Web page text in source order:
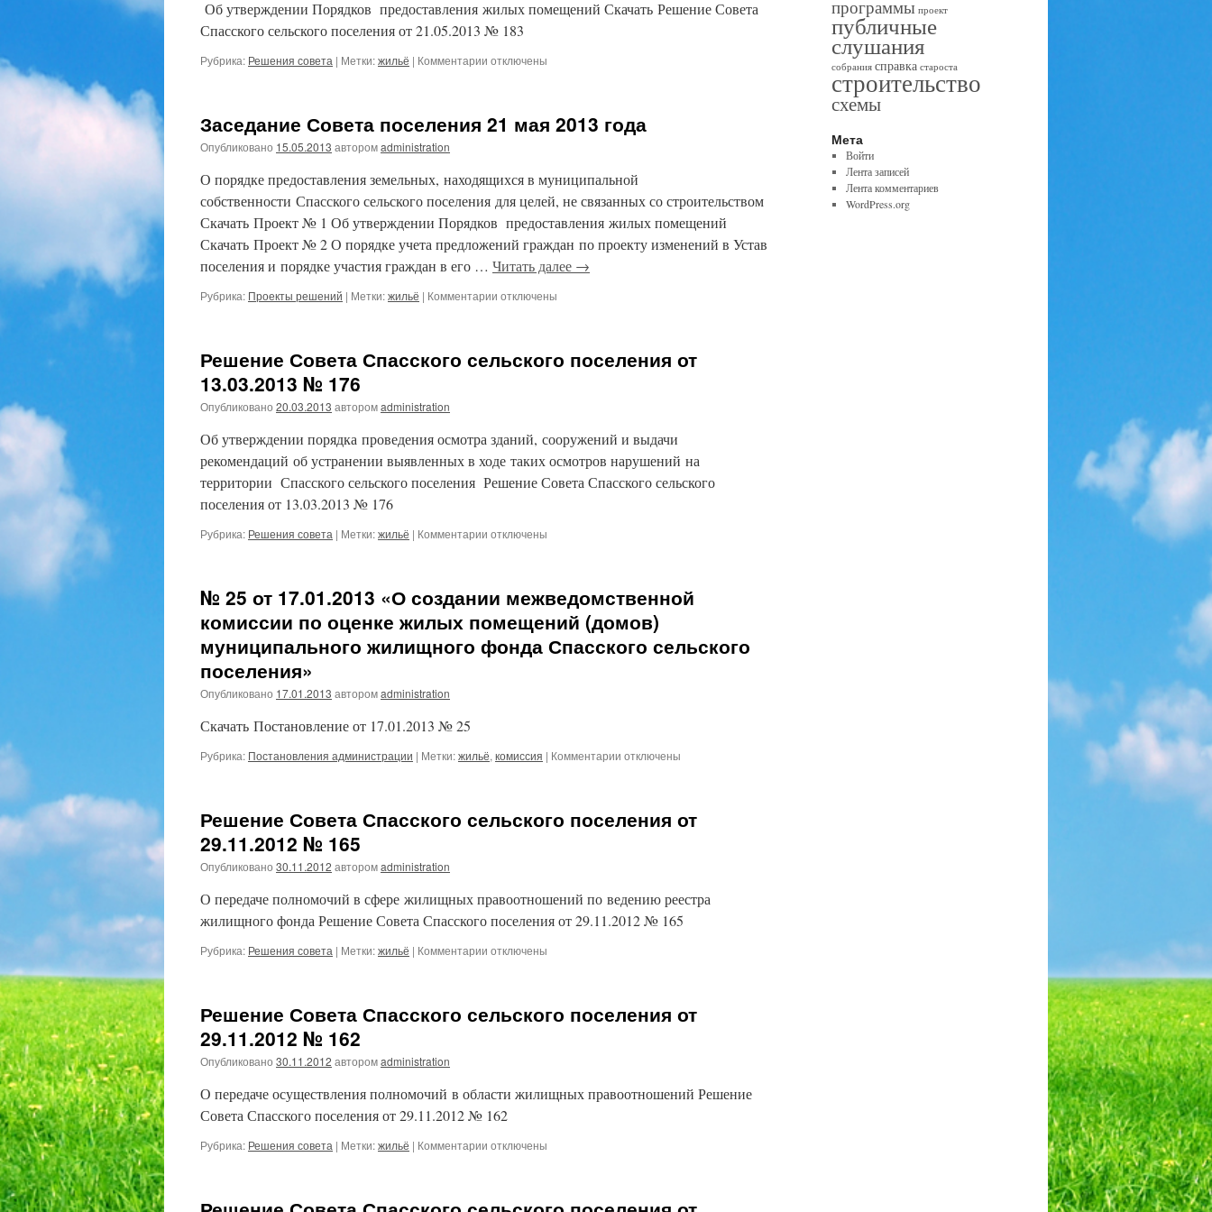
специализированном
(служебном)
жилищном
фонде
«О
передаче
полномочий
правоотношений».
Об утверждении Порядков предоставления жилых помещений Скачать Решение Совета
Спасского сельского поселения от 21.05.2013 № 183
Рубрика: Решения совета | Метки:жильё | Комментарии к
Спасского
21.05.2013
№
183
отключены
Заседание Совета поселения 21 мая 2013 года
Опубликовано 15.05.2013 авторомadministration
О порядке предоставления земельных, находящихся в муниципальной
собственности Спасского сельского поселения для целей, не связанных со строительством
Скачать Проект № 1 Об утверждении Порядков предоставления жилых помещений
Скачать Проект № 2 О порядке учета предложений граждан по проекту изменений в Устав
поселения и порядке участия граждан в его … Читать далее →
Рубрика: Проекты решений | Метки:жильё | Комментарии к
поселения
отключены
Решение Совета Спасского сельского поселения от
13.03.2013 № 176
Опубликовано 20.03.2013 авторомadministration
Об утверждении порядка проведения осмотра зданий, сооружений и выдачи
рекомендаций об устранении выявленных в ходе таких осмотров нарушений на
территории Спасского сельского поселения Решение Совета Спасского сельского
поселения от 13.03.2013 № 176
Рубрика: Решения совета | Метки:жильё | Комментарии к
Спасского
поселения
от
13.03.2013
отключены
№ 25 от 17.01.2013 «О создании межведомственной
комиссии по оценке жилых помещений (домов)
муниципального жилищного фонда Спасского сельского
поселения»
Опубликовано 17.01.2013 авторомadministration
Скачать Постановление от 17.01.2013 № 25
Рубрика: Постановления администрации | Метки:жильё, комиссия | Комментарии к
от
комиссии
по
жилищного
отключены
Решение Совета Спасского сельского поселения от
29.11.2012 № 165
Опубликовано 30.11.2012 авторомadministration
О передаче полномочий в сфере жилищных правоотношений по ведению реестра
жилищного фонда Решение Совета Спасского поселения от 29.11.2012 № 165
Рубрика: Решения совета | Метки:жильё | Комментарии к
Спасского
№
165
отключены
Решение Совета Спасского сельского поселения от
29.11.2012 № 162
Опубликовано 30.11.2012 авторомadministration
О передаче осуществления полномочий в области жилищных правоотношений Решение
Совета Спасского поселения от 29.11.2012 № 162
Рубрика: Решения совета | Метки:жильё | Комментарии к
Спасского
отключены
программы проект
публичные
слушания
собрания справка староста
строительство
схемы
Мета
Войти
Лента записей
Лента комментариев
WordPress.org